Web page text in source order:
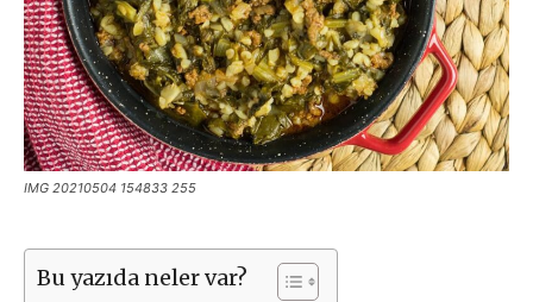
IMG 20210504 154833 255
Bu yazıda neler var?